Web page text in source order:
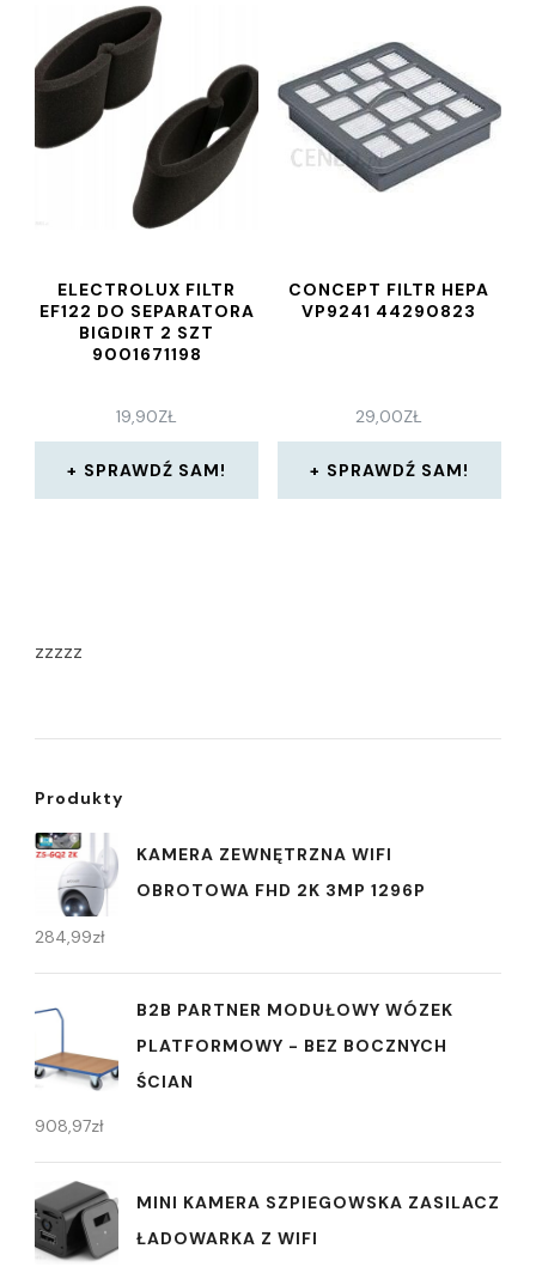
ELECTROLUX FILTR
EF122 DO SEPARATORA
BIGDIRT 2 SZT
9001671198
19,90ZŁ
SPRAWDŹ SAM!
CONCEPT FILTR HEPA
VP9241 44290823
29,00ZŁ
SPRAWDŹ SAM!
zzzzz
Produkty
KAMERA ZEWNĘTRZNA WIFI
OBROTOWA FHD 2K 3MP 1296P
284,99zł
B2B PARTNER MODUŁOWY WÓZEK
PLATFORMOWY - BEZ BOCZNYCH
ŚCIAN
908,97zł
MINI KAMERA SZPIEGOWSKA ZASILACZ
ŁADOWARKA Z WIFI